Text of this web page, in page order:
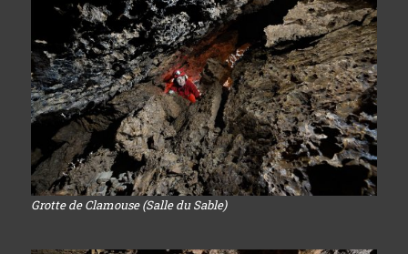
Grotte de Clamouse (Salle du Sable)